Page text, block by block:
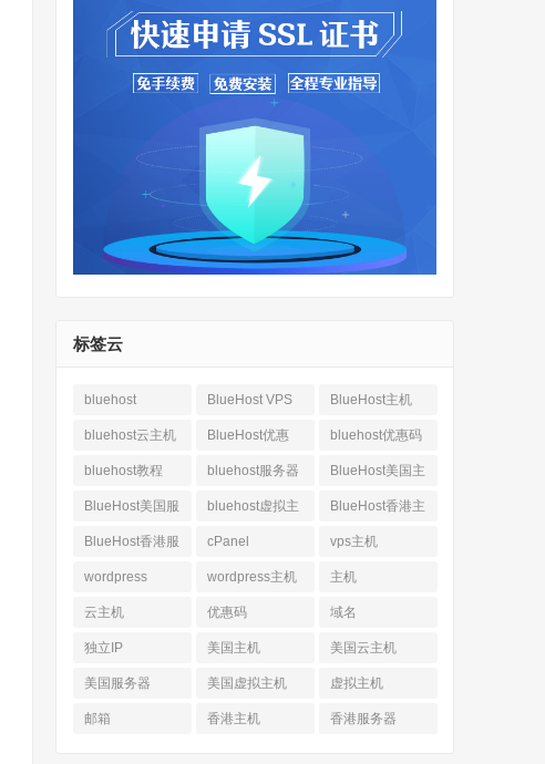
标签云
bluehost BlueHost VPS BlueHost主机
bluehost云主机 BlueHost优惠 bluehost优惠码
bluehost教程 bluehost服务器
BlueHost美国主
机
BlueHost美国服
务器
bluehost虚拟主
机
BlueHost香港主
机
BlueHost香港服
务器
cPanel vps主机
wordpress wordpress主机 主机
云主机 优惠码 域名
独立IP 美国主机 美国云主机
美国服务器 美国虚拟主机 虚拟主机
邮箱 香港主机 香港服务器